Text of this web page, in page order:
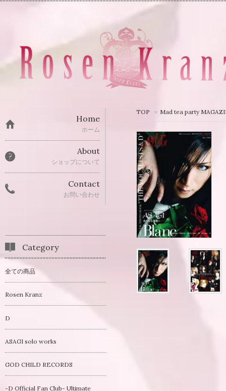
TOP > Mad tea party
Home
ホーム
About
ショップについて
Contact
お問い合わせ
Category
全ての商品
Rosen Kranz
D
ASAGI solo works
GOD CHILD RECORDS
-D Official Fan Club- Ultimate